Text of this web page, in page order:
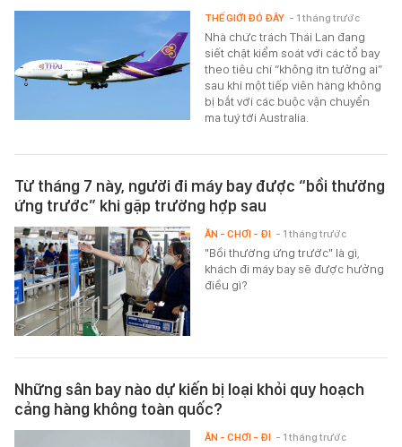
Nhà chức trách Thái Lan đang
siết chặt kiểm soát với các tổ bay
theo tiêu chí “không itn tưởng ai”
sau khi một tiếp viên hàng không
bị bắt với các buộc vận chuyển
ma tuý tới Australia.
THẾ GIỚI ĐÓ ĐÂY - 1 tháng trước
Từ tháng 7 này, người đi máy bay được “bồi thường
ứng trước” khi gặp trường hợp sau
"Bồi thường ứng trước" là gì,
khách đi máy bay sẽ được hưởng
điều gì?
ĂN - CHƠI - ĐI - 1 tháng trước
Những sân bay nào dự kiến bị loại khỏi quy hoạch
cảng hàng không toàn quốc?
ĂN - CHƠI - ĐI - 1 tháng trước